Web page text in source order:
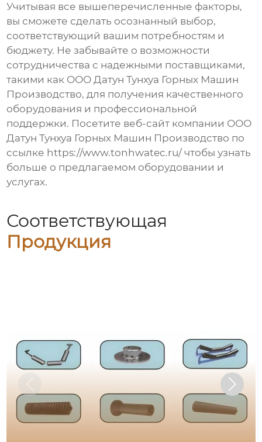
Учитывая все вышеперечисленные факторы,
вы сможете сделать осознанный выбор,
соответствующий вашим потребностям и
бюджету. Не забывайте о возможности
сотрудничества с надежными поставщиками,
такими как ООО Датун Тунхуа Горных Машин
Производство, для получения качественного
оборудования и профессиональной
поддержки. Посетите веб-сайт компании ООО
Датун Тунхуа Горных Машин Производство по
ссылке https://www.tonhwatec.ru/ чтобы узнать
больше о предлагаемом оборудовании и
услугах.
Соответствующая
Продукция